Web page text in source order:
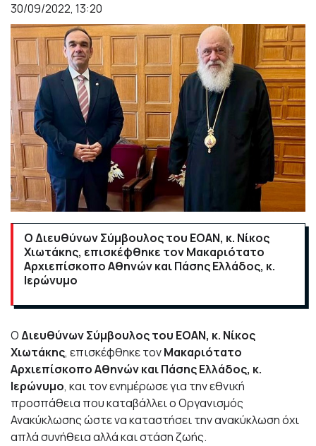
30/09/2022, 13:20
Ο Διευθύνων Σύμβουλος του ΕΟΑΝ, κ. Νίκος
Χιωτάκης, επισκέφθηκε τον Μακαριότατο
Αρχιεπίσκοπο Αθηνών και Πάσης Ελλάδος, κ.
Ιερώνυμο
ΟΔιευθύνων Σύμβουλος του ΕΟΑΝ, κ. Νίκος
Χιωτάκης, επισκέφθηκε τονΜακαριότατο
Αρχιεπίσκοπο Αθηνών και Πάσης Ελλάδος, κ.
Ιερώνυμο, και τον ενημέρωσε για την εθνική
προσπάθεια που καταβάλλει ο Οργανισμός
Ανακύκλωσης ώστε να καταστήσει την ανακύκλωση όχι
απλά συνήθεια αλλά και στάση ζωής.